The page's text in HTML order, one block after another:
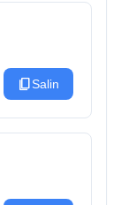
content_copySalin